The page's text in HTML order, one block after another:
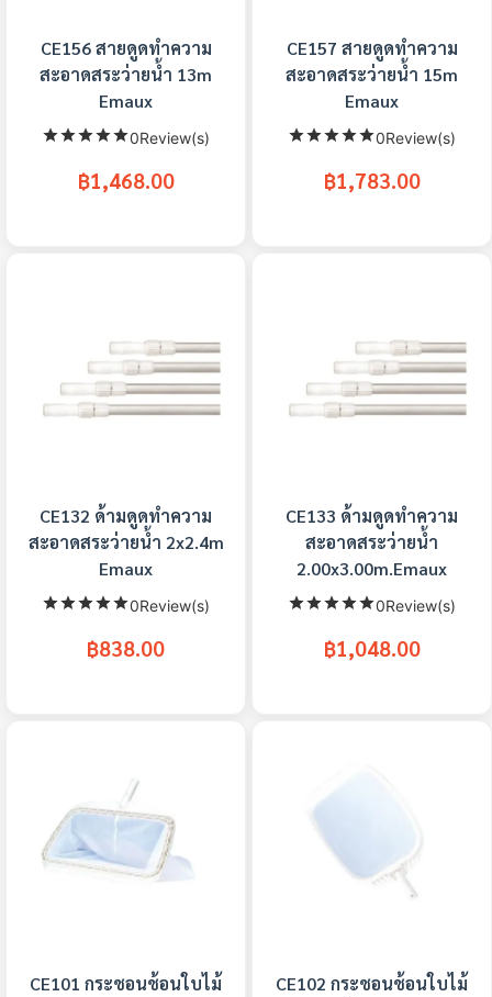
CE156 สายดูดทำความ
สะอาดสระว่ายน้ำ 13m
Emaux
0Review(s)
฿1,468.00
CE157 สายดูดทำความ
สะอาดสระว่ายน้ำ 15m
Emaux
0Review(s)
฿1,783.00
CE132 ด้ามดูดทำความ
สะอาดสระว่ายน้ำ 2x2.4m
Emaux
0Review(s)
฿838.00
CE133 ด้ามดูดทำความ
สะอาดสระว่ายน้ำ
2.00x3.00m.Emaux
0Review(s)
฿1,048.00
CE101 กระชอนช้อนใบไม้
CE102 กระชอนช้อนใบไม้